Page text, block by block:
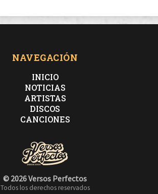
NAVEGACIÓN
INICIO
NOTICIAS
ARTISTAS
DISCOS
CANCIONES
© 2026 Versos Perfectos
Todos los derechos reservados